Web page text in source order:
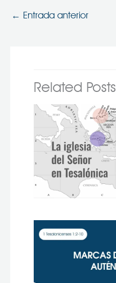
← Entrada anterior
Related Posts